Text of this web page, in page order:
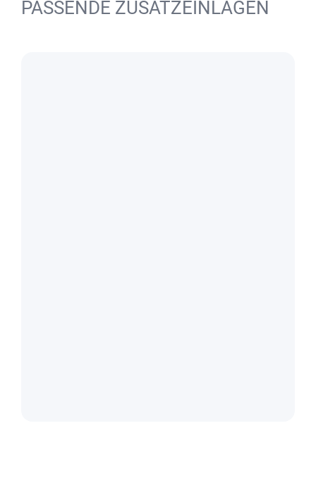
PASSENDE ZUSATZEINLAGEN